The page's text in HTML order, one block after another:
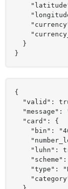
  }
}
{
"valid":
"message":
  "card": {
"bin":
"luhn":
"scheme":
"type":